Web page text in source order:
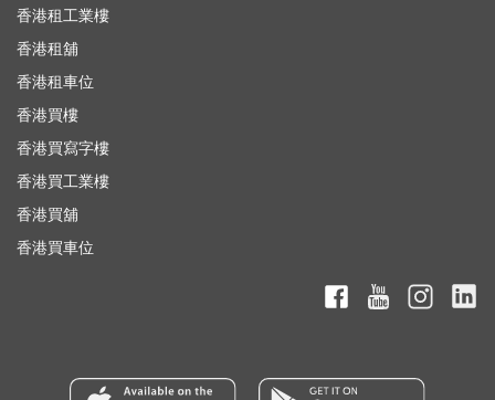
香港租工業樓
香港租舖
香港租車位
香港買樓
香港買寫字樓
香港買工業樓
香港買舖
香港買車位